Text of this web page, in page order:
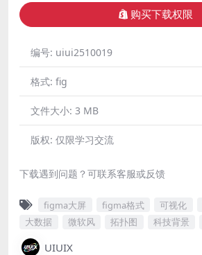
购买下载权限
编号: uiui2510019
格式: fig
文件大小: 3 MB
版权: 仅限学习交流
下载遇到问题？可联系客服或反馈
figma大屏 figma格式 可视化
大数据
微软风 拓扑图 科技背景
UIUIX